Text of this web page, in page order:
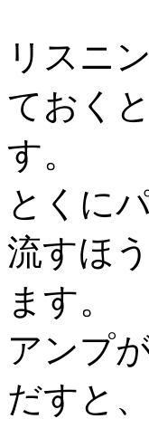
リスニ
ておく
す。
とくに
流すほ
ます。
アンプ
だすと